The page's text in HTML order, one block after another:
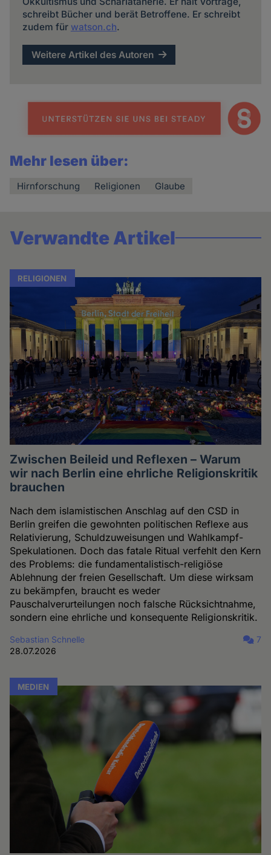
schreibt Bücher und berät Betroffene. Er schreibt
zudem für watson.ch.
Weitere Artikel des Autoren
Mehr lesen über:
Hirnforschung Religionen Glaube
Verwandte Artikel
RELIGIONEN
Zwischen Beileid und Reflexen – Warum
wir nach Berlin eine ehrliche Religionskritik
brauchen
Nach dem islamistischen Anschlag auf den CSD in
Berlin greifen die gewohnten politischen Reflexe aus
Relativierung, Schuldzuweisungen und Wahlkampf-
Spekulationen. Doch das fatale Ritual verfehlt den Kern
des Problems: die fundamentalistisch-religiöse
Ablehnung der freien Gesellschaft. Um diese wirksam
zu bekämpfen, braucht es weder
Pauschalverurteilungen noch falsche Rücksichtnahme,
sondern eine ehrliche und konsequente Religionskritik.
Sebastian Schnelle
28.07.2026
7
MEDIEN